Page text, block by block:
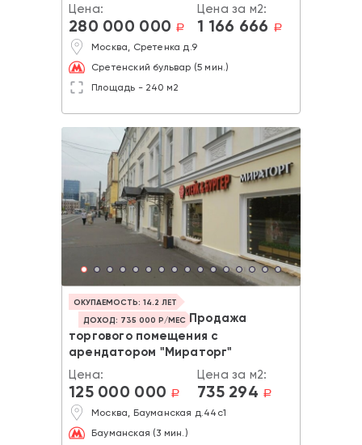
Цена:
280 000 000 a
Цена за м2:
1 166 666 a
Москва, Сретенка д.9
Сретенский бульвар (5 мин.)
Площадь - 240 м2
ОКУПАЕМОСТЬ: 14.2 ЛЕТ
ДОХОД: 735 000 Р/МЕС Продажа
торгового помещения с
арендатором "Мираторг"
Цена:
125 000 000 a
Цена за м2:
735 294 a
Москва, Бауманская д.44с1
Бауманская (3 мин.)